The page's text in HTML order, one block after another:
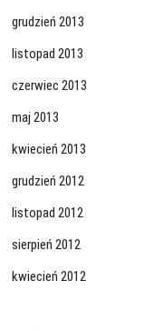
grudzień 2013
listopad 2013
czerwiec 2013
maj 2013
kwiecień 2013
grudzień 2012
listopad 2012
sierpień 2012
kwiecień 2012